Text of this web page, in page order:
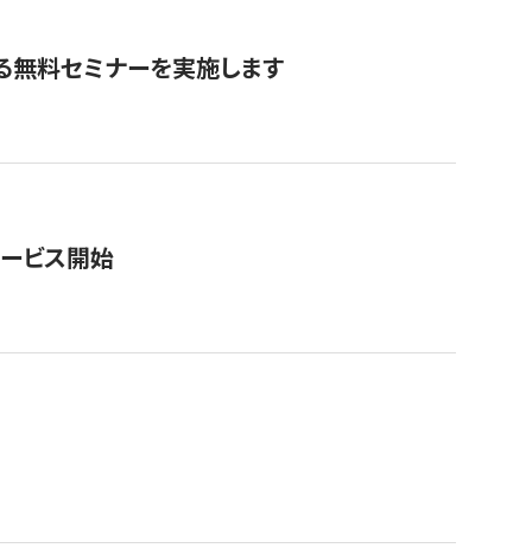
無料セミナーを実施します
ビス開始